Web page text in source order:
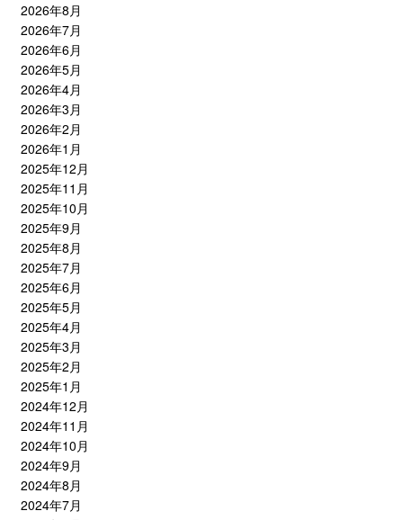
2026年8月
2026年7月
2026年6月
2026年5月
2026年4月
2026年3月
2026年2月
2026年1月
2025年12月
2025年11月
2025年10月
2025年9月
2025年8月
2025年7月
2025年6月
2025年5月
2025年4月
2025年3月
2025年2月
2025年1月
2024年12月
2024年11月
2024年10月
2024年9月
2024年8月
2024年7月